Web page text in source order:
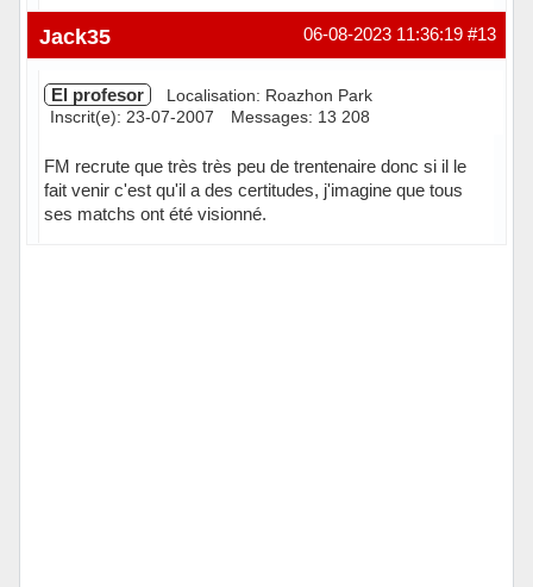
Hors ligne #13
06-08-2023 11:36:19
Jack35
El profesor
Localisation: Roazhon Park
Inscrit(e): 23-07-2007
Messages: 13 208
FM recrute que très très peu de trentenaire donc si il le
fait venir c'est qu'il a des certitudes, j'imagine que tous
ses matchs ont été visionné.